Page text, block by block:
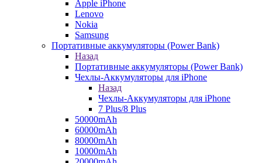
Apple iPhone
Lenovo
Nokia
Samsung
Портативные аккумуляторы (Power Bank)
Назад
Портативные аккумуляторы (Power Bank)
Чехлы-Аккумуляторы для iPhone
Назад
Чехлы-Аккумуляторы для iPhone
7 Plus/8 Plus
50000mAh
60000mAh
80000mAh
10000mAh